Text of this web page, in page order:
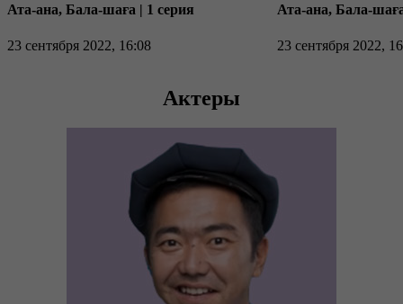
Ата-ана, Бала-шаға | 1 серия
23 сентября 2022, 16:08
Ата-ана, Бала-
23 сентября 2022,
Актеры